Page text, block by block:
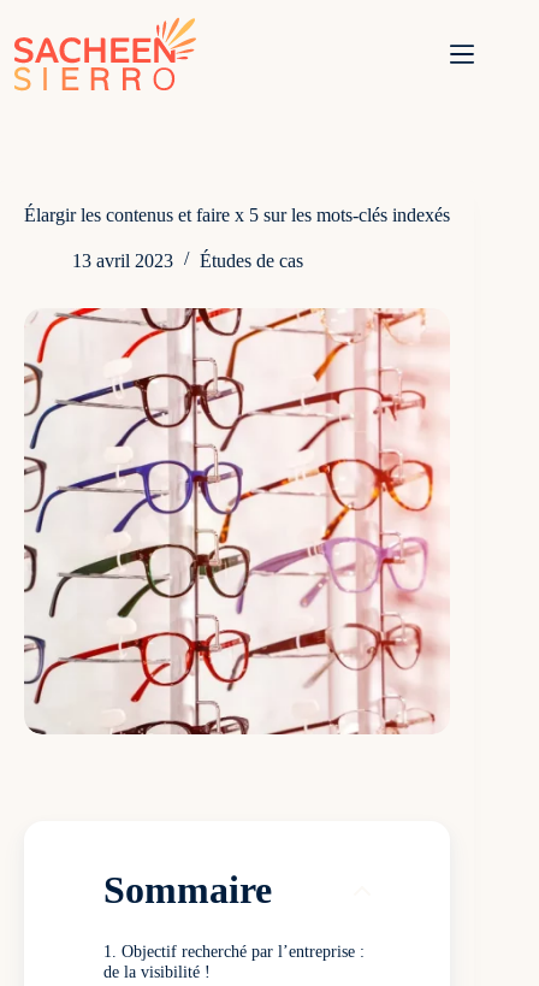
contenu
Élargir les contenus et faire x 5 sur les mots-clés indexés
13 avril 2023 Études de cas
Sommaire
Objectif recherché par l’entreprise :
de la visibilité !